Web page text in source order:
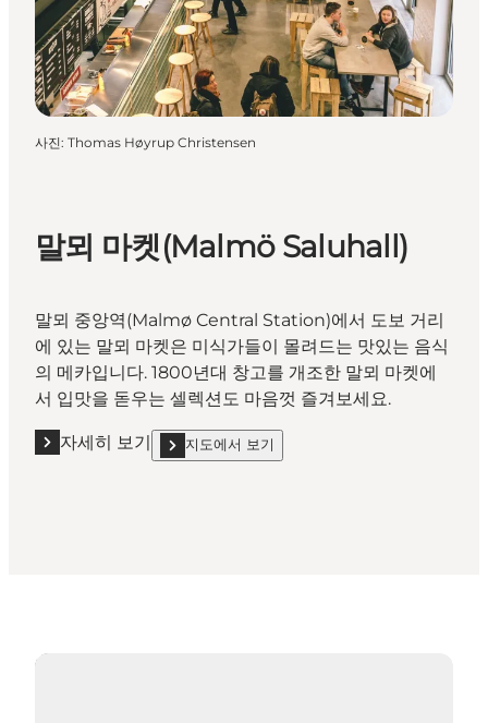
사진: Thomas Høyrup Christensen
말뫼 마켓(Malmö Saluhall)
말뫼 중앙역(Malmø Central Station)에서 도보 거리
에 있는 말뫼 마켓은 미식가들이 몰려드는 맛있는 음식
의 메카입니다. 1800년대 창고를 개조한 말뫼 마켓에
서 입맛을 돋우는 셀렉션도 마음껏 즐겨보세요.
자세히 보기
자세히 보기 "말뫼 마켓(Malmö Saluhall)"
지도에서 보기
show 말뫼 마켓(Malmö Saluhall) on_map